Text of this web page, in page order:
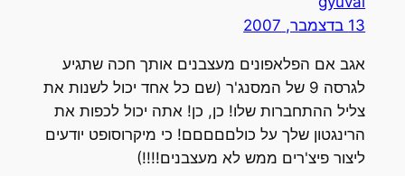
13 בדצמבר, 2007
אגב אם הפלאפונים מעצבנים אותך חכה שתגיע
לגרסה 9 של המסנג'ר (שם כל אחד יכול לשנות את
צליל ההתחברות שלו! כן, כן! אתה יכול לכפות את
הרינגטון שלך על כולםםםםם! כי מיקרוסופט יודעים
ליצור פיצ'רים ממש לא מעצבנים!!!!)